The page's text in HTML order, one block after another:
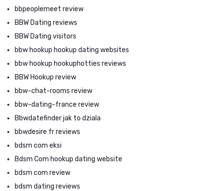
bbpeoplemeet review
BBW Dating reviews
BBW Dating visitors
bbw hookup hookup dating websites
bbw hookup hookuphotties reviews
BBW Hookup review
bbw-chat-rooms review
bbw-dating-france review
Bbwdatefinder jak to dziala
bbwdesire fr reviews
bdsm com eksi
Bdsm Com hookup dating website
bdsm com review
bdsm dating reviews